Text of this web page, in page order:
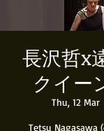
長沢哲x
クイー
Thu, 12 Mar
Tetsu Nagasawa